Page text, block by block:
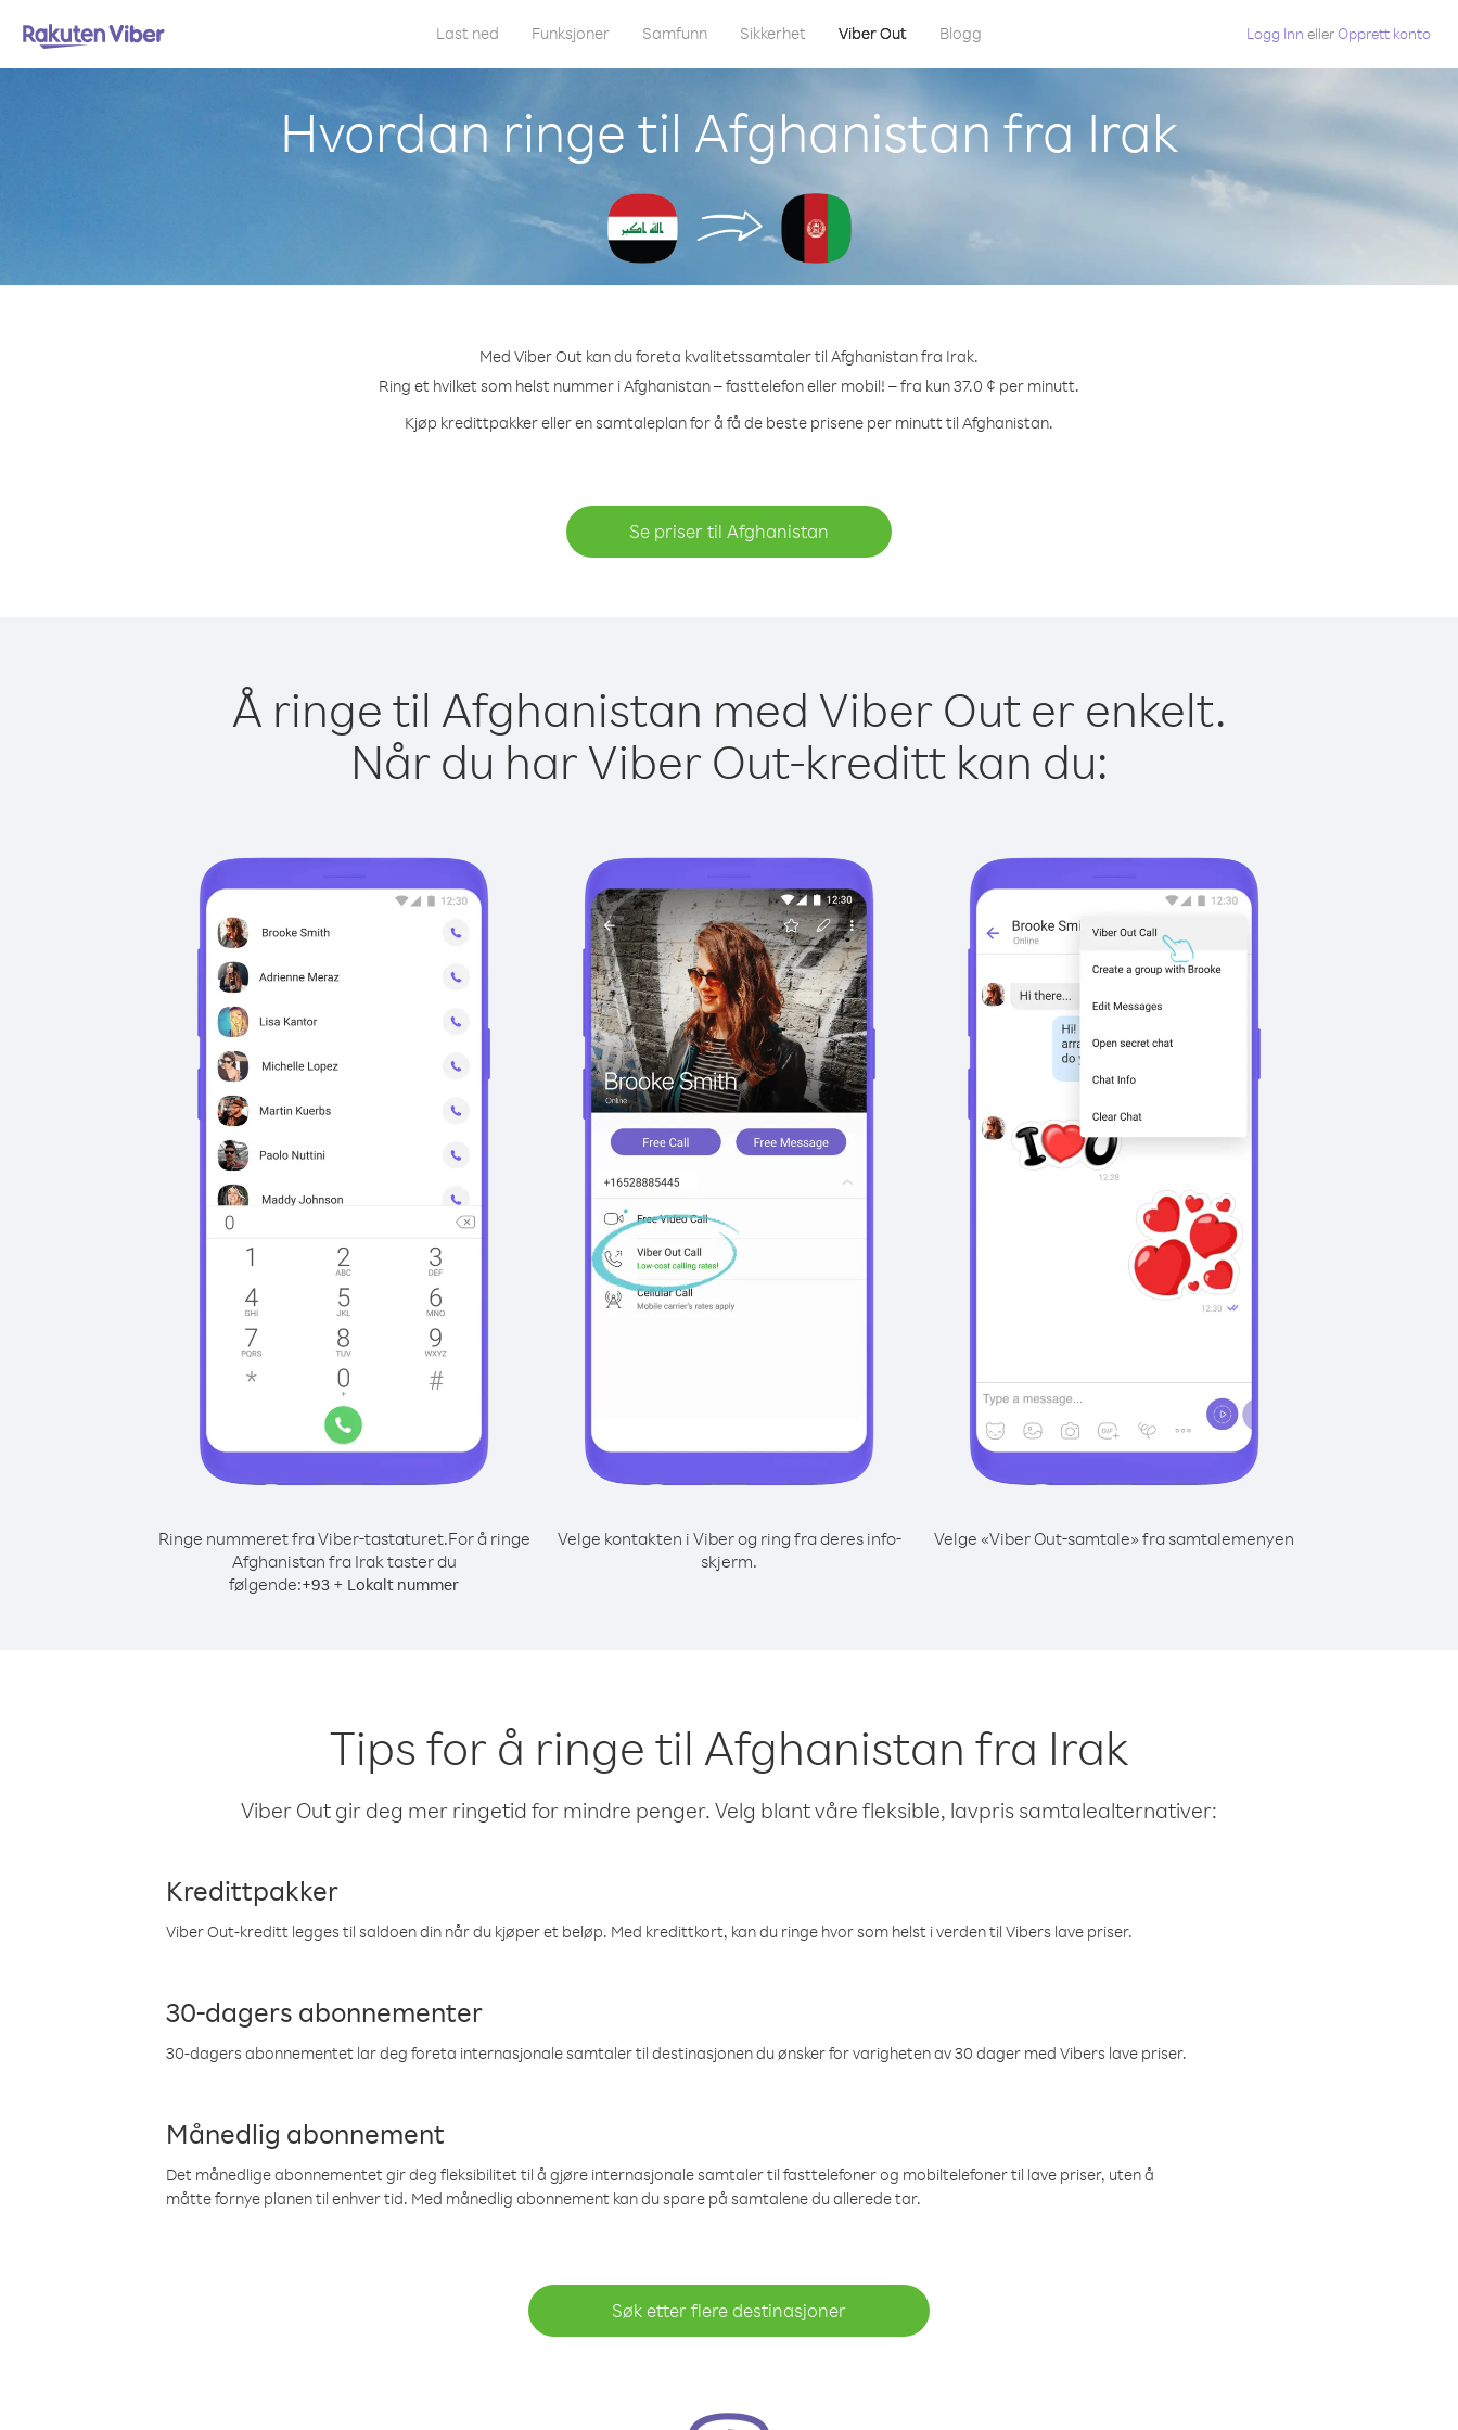
Last ned Funksjoner Samfunn Sikkerhet Viber Out Blogg Logg Inn ellerOpprett konto
Hvordan ringe til Afghanistan fra Irak
Med Viber Out kan du foreta kvalitetssamtaler til Afghanistan fra Irak.
Ring et hvilket som helst nummer i Afghanistan – fasttelefon eller mobil! – fra kun 37.0 ¢ per minutt.
Kjøp kredittpakker eller en samtaleplan for å få de beste prisene per minutt til Afghanistan.
Se priser til Afghanistan
Å ringe til Afghanistan med Viber Out er enkelt.
Når du har Viber Out-kreditt kan du:
Ringe nummeret fra Viber-tastaturet.For å ringe
Afghanistan fra Irak taster du
følgende:+93 + Lokalt nummer
Velge kontakten i Viber og ring fra deres info-
skjerm.
Velge «Viber Out-samtale» fra samtalemenyen
Tips for å ringe til Afghanistan fra Irak
Viber Out gir deg mer ringetid for mindre penger. Velg blant våre fleksible, lavpris samtalealternativer:
Kredittpakker
Viber Out-kreditt legges til saldoen din når du kjøper et beløp. Med kredittkort, kan du ringe hvor som helst i verden til Vibers lave priser.
30-dagers abonnementer
30-dagers abonnementet lar deg foreta internasjonale samtaler til destinasjonen du ønsker for varigheten av 30 dager med Vibers lave priser.
Månedlig abonnement
Det månedlige abonnementet gir deg fleksibilitet til å gjøre internasjonale samtaler til fasttelefoner og mobiltelefoner til lave priser, uten å
måtte fornye planen til enhver tid. Med månedlig abonnement kan du spare på samtalene du allerede tar.
Søk etter flere destinasjoner